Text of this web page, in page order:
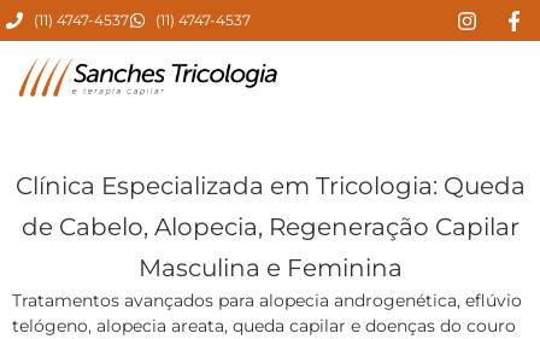
(11) 4747-4537 (11) 4747-4537
Clínica Especializada em Tricologia: Queda
de Cabelo, Alopecia, Regeneração Capilar
Masculina e Feminina
Tratamentos avançados para alopecia androgenética, eflúvio
telógeno, alopecia areata, queda capilar e doenças do couro